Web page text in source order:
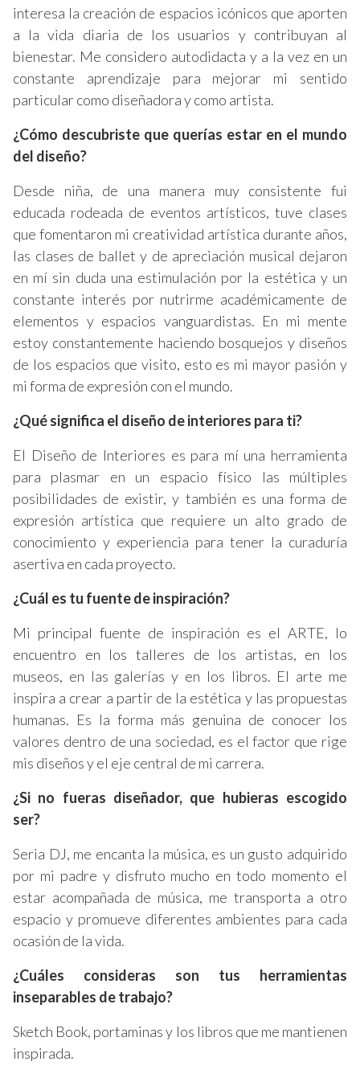
interesa la creación de espacios icónicos que aporten
a la vida diaria de los usuarios y contribuyan al
bienestar. Me considero autodidacta y a la vez en un
constante aprendizaje para mejorar mi sentido
particular como diseñadora y como artista.
¿Cómo descubriste que querías estar en el mundo
del diseño?
Desde niña, de una manera muy consistente fui
educada rodeada de eventos artísticos, tuve clases
que fomentaron mi creatividad artística durante años,
las clases de ballet y de apreciación musical dejaron
en mí sin duda una estimulación por la estética y un
constante interés por nutrirme académicamente de
elementos y espacios vanguardistas. En mi mente
estoy constantemente haciendo bosquejos y diseños
de los espacios que visito, esto es mi mayor pasión y
mi forma de expresión con el mundo.
¿Qué significa el diseño de interiores para ti?
El Diseño de Interiores es para mí una herramienta
para plasmar en un espacio físico las múltiples
posibilidades de existir, y también es una forma de
expresión artística que requiere un alto grado de
conocimiento y experiencia para tener la curaduría
asertiva en cada proyecto.
¿Cuál es tu fuente de inspiración?
Mi principal fuente de inspiración es el ARTE, lo
encuentro en los talleres de los artistas, en los
museos, en las galerías y en los libros. El arte me
inspira a crear a partir de la estética y las propuestas
humanas. Es la forma más genuina de conocer los
valores dentro de una sociedad, es el factor que rige
mis diseños y el eje central de mi carrera.
¿Si no fueras diseñador, que hubieras escogido
ser?
Seria DJ, me encanta la música, es un gusto adquirido
por mi padre y disfruto mucho en todo momento el
estar acompañada de música, me transporta a otro
espacio y promueve diferentes ambientes para cada
ocasión de la vida.
¿Cuáles consideras son tus herramientas
inseparables de trabajo?
Sketch Book, portaminas y los libros que me mantienen
inspirada.